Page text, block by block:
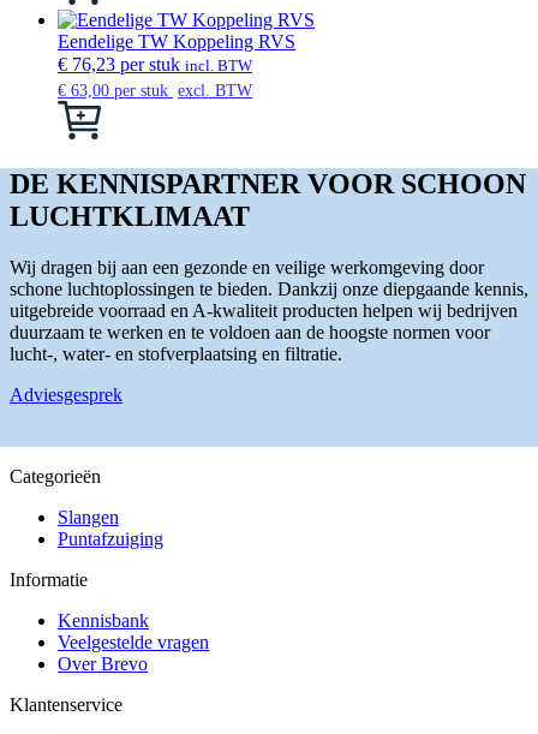
gekozen
worden
op
de
productpagina
heeft
meerdere
variaties.
Deze
optie
worden
op
de
Eendelige TW Koppeling RVS
€ 76,23 per stuk incl. BTW
€ 63,00 per stuk excl. BTW
Dit
meerdere
variaties.
Deze
kan
gekozen
worden
op
de
productpagina
DE KENNISPARTNER VOOR SCHOON
LUCHTKLIMAAT
Wij dragen bij aan een gezonde en veilige werkomgeving door
schone luchtoplossingen te bieden. Dankzij onze diepgaande kennis,
uitgebreide voorraad en A-kwaliteit producten helpen wij bedrijven
duurzaam te werken en te voldoen aan de hoogste normen voor
lucht-, water- en stofverplaatsing en filtratie.
Adviesgesprek
Categorieën
Slangen
Puntafzuiging
Informatie
Kennisbank
Veelgestelde vragen
Over Brevo
Klantenservice